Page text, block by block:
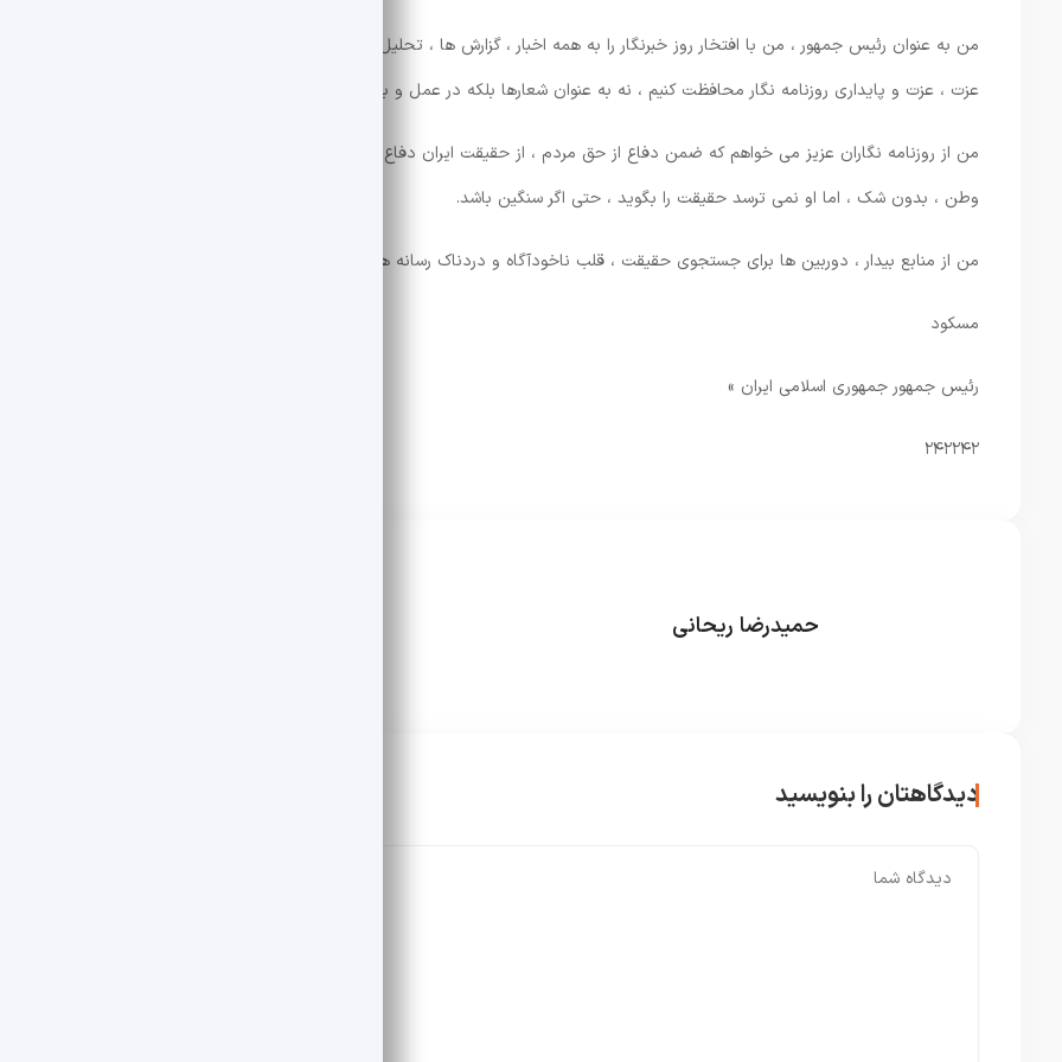
من به عنوان رئیس جمهور ، من با افتخار روز خبرنگار را به همه اخبار ، گزارش ها ، تحلیل ها و روایت ها تبریک می گویم. وظیفه ما این است که
عزت ، عزت و پایداری روزنامه نگار محافظت کنیم ، نه به عنوان شعارها بلکه در عمل و به عنوان یک مسئولیت حاکم.
من از روزنامه نگاران عزیز می خواهم که ضمن دفاع از حق مردم ، از حقیقت ایران دفاع کنند. او با تمام زخمها و شکوه های خود به ایران می
وطن ، بدون شک ، اما او نمی ترسد حقیقت را بگوید ، حتی اگر سنگین باشد.
من از منابع بیدار ، دوربین ها برای جستجوی حقیقت ، قلب ناخودآگاه و دردناک رسانه ها استقبال می کنم.
مسکود
رئیس جمهور جمهوری اسلامی ایران »
۲۴۲۲۴۲
حمیدرضا ریحانی
دیدگاهتان را بنویسید